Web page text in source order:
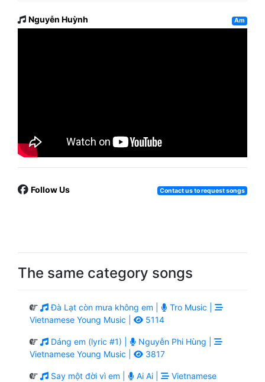
Nguyễn Huỳnh Am
Follow Us Contact us to request songs
The same category songs
Đà Lạt còn mưa không em |
Tro Music |
Vietnamese Young Music |
5114
Dáng em (lyric #1) |
Nguyễn Phi Hùng |
Vietnamese Young Music |
3817
Say một đời vì em | Ai Ai |
Vietnamese